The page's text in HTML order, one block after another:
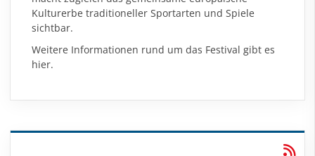
Kulturerbe traditioneller Sportarten und Spiele
sichtbar.
Weitere Informationen rund um das Festival gibt es
hier.